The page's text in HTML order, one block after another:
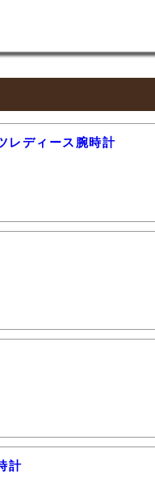
レディース腕時計
計